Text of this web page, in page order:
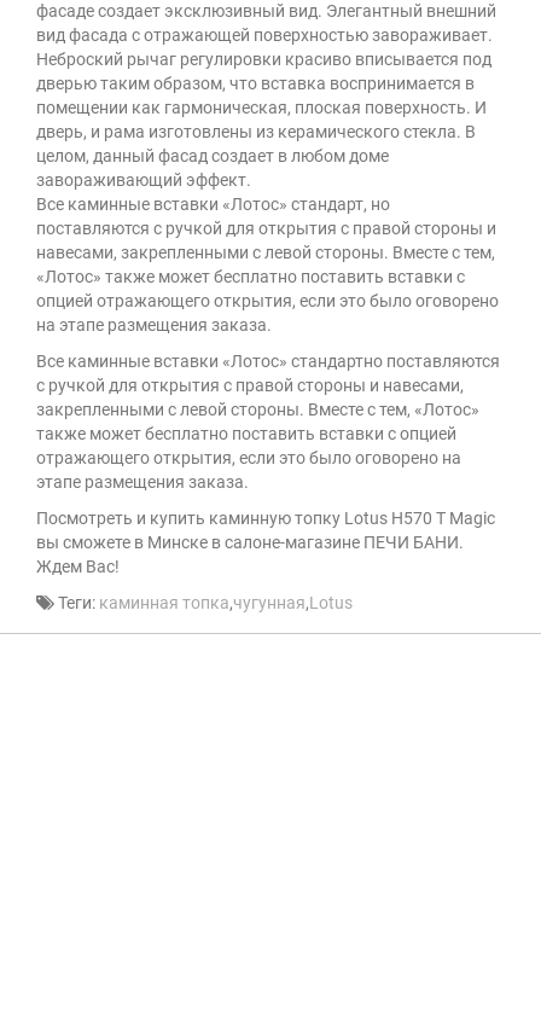
фасаде создает эксклюзивный вид. Элегантный внешний
вид фасада с отражающей поверхностью завораживает.
Неброский рычаг регулировки красиво вписывается под
дверью таким образом, что вставка воспринимается в
помещении как гармоническая, плоская поверхность. И
дверь, и рама изготовлены из керамического стекла. В
целом, данный фасад создает в любом доме
завораживающий эффект.
Все каминные вставки «Лотос» стандарт, но
поставляются с ручкой для открытия с правой стороны и
навесами, закрепленными с левой стороны. Вместе с тем,
«Лотос» также может бесплатно поставить вставки с
опцией отражающего открытия, если это было оговорено
на этапе размещения заказа.
Все каминные вставки «Лотос» стандартно поставляются
с ручкой для открытия с правой стороны и навесами,
закрепленными с левой стороны. Вместе с тем, «Лотос»
также может бесплатно поставить вставки с опцией
отражающего открытия, если это было оговорено на
этапе размещения заказа.
Посмотреть и купить каминную топку Lotus H570 T Magic
вы сможете в Минске в салоне-магазине ПЕЧИ БАНИ.
Ждем Вас!
Теги: каминная топка,чугунная,Lotus